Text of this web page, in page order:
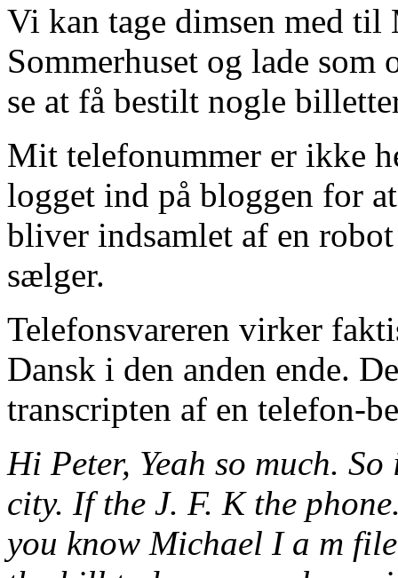
Vi kan tage dimsen med
Sommerhuset og lade
se at få bestilt nogle
Mit telefonummer er ikke
logget ind på bloggen for
bliver indsamlet af en
sælger.
Telefonsvareren virker
Dansk i den anden ende.
transcripten af en telefon-
Hi Peter, Yeah so much.
city. If the J. F. K the
you know Michael I a m